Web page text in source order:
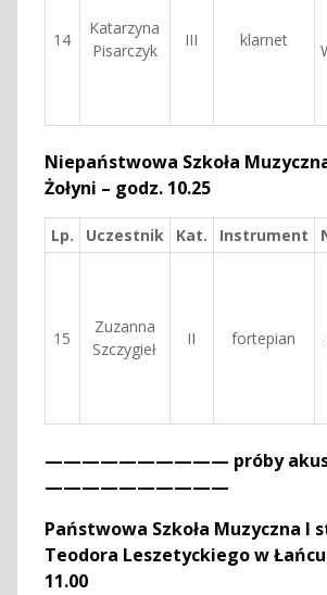
14
Katarzyna
Pisarczyk
III klarnet
Niepaństwowa Szkoła
Żołyni – godz. 10.25
Lp. Uczestnik Kat. Instrument
15
Zuzanna
Szczygieł
II fortepian
—————————— próby
——————————
Państwowa Szkoła Muzyczna I
Teodora Leszetyckiego w
11.00